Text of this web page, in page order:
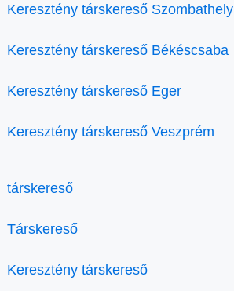
Keresztény társkereső Szombathely
Keresztény társkereső Békéscsaba
Keresztény társkereső Eger
Keresztény társkereső Veszprém
társkereső
Társkereső
Keresztény társkereső